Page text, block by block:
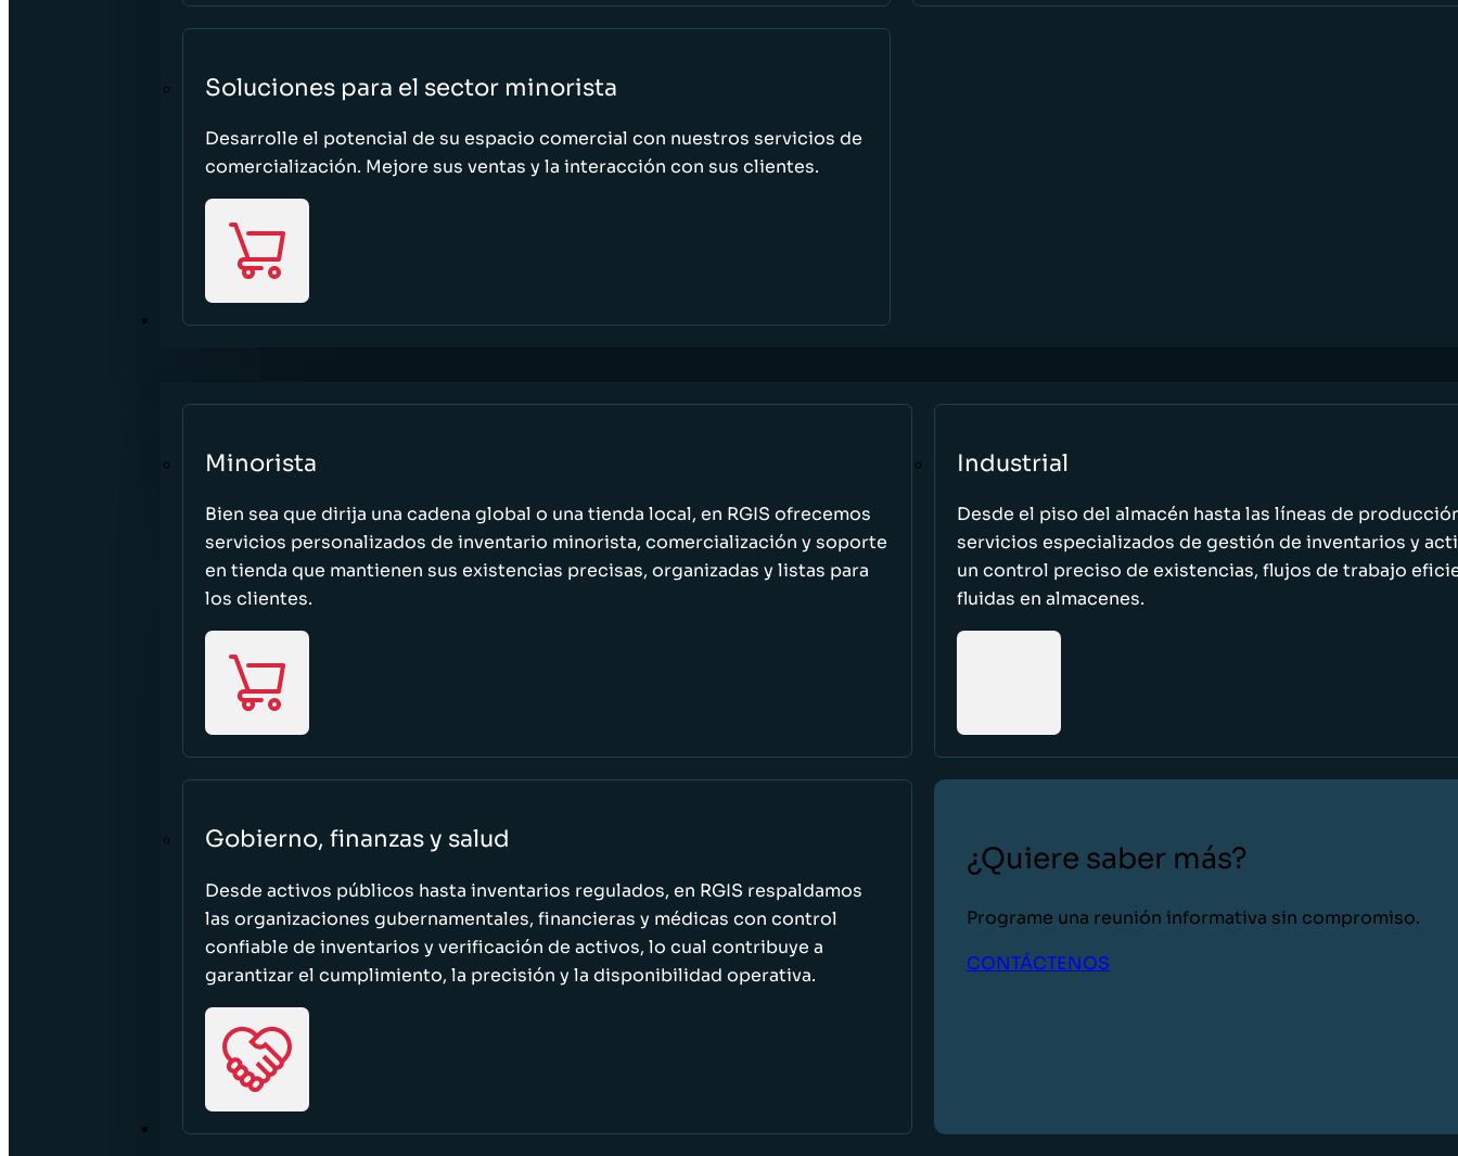
Soluciones para el sector minorista
Desarrolle el potencial de su espacio comercial con nuestros servicios de
comercialización. Mejore sus ventas y la interacción con sus clientes.
SECTORES
Minorista
Bien sea que dirija una cadena global o una tienda local, en RGIS ofrecemos
servicios personalizados de inventario minorista, comercialización y soporte
en tienda que mantienen sus existencias precisas, organizadas y listas para
los clientes.
Industrial
Desde el piso del almacén hasta las líneas de
servicios especializados de gestión de inventarios y
un control preciso de existencias, flujos de trabajo
fluidas en almacenes.
Gobierno, finanzas y salud
Desde activos públicos hasta inventarios regulados, en RGIS respaldamos
las organizaciones gubernamentales, financieras y médicas con control
confiable de inventarios y verificación de activos, lo cual contribuye a
garantizar el cumplimiento, la precisión y la disponibilidad operativa.
¿Quiere saber más?
Programe una reunión informativa sin compromiso.
CONTÁCTENOS
RECURSOS